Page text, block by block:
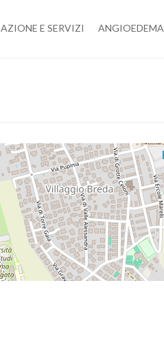
E SERVIZI ANGIOEDEMA